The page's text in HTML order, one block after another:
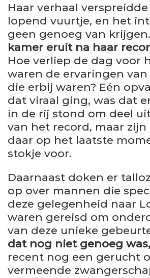
Haar verhaal
lopend vuurtje, en het
geen genoeg van krijgen.
kamer eruit na haar
Hoe verliep de dag voor
waren de ervaringen
die erbij waren? Eén
dat viraal ging, was dat
in de rij stond om deel
van het record, maar
daar op het laatste
stokje voor.
Daarnaast doken er
op over mannen die
deze gelegenheid naar
waren gereisd om
van deze unieke
dat nog niet genoeg was,
recent nog een gerucht
vermeende